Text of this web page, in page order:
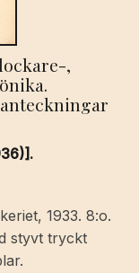
,
1933. 8:o.
styvt tryckt